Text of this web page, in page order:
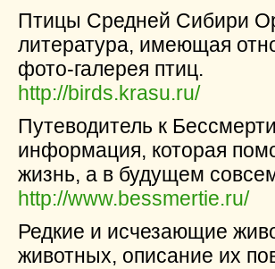
Птицы Средней Сибири
литература, имеющая
фото-галерея птиц.
http://birds.krasu.ru/
Путеводитель к
информация, которая
жизнь, а в будущем
http://www.bessmertie.ru/
Редкие и исчезающие
животных, описание их